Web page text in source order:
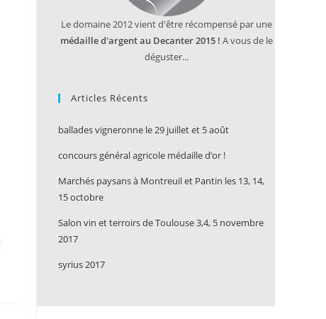
Le domaine 2012 vient d'être récompensé par une
médaille d'argent au Decanter 2015 ! A vous de le
déguster...
Articles Récents
ballades vigneronne le 29 juillet et 5 août
concours général agricole médaille d’or !
Marchés paysans à Montreuil et Pantin les 13, 14,
15 octobre
Salon vin et terroirs de Toulouse 3,4, 5 novembre
2017
syrius 2017